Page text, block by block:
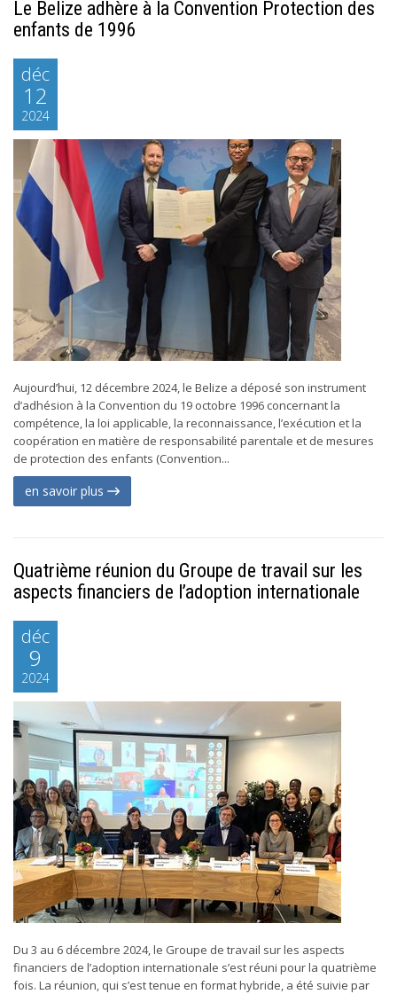
Le Belize adhère à la Convention Protection des
enfants de 1996
déc
12
2024
Aujourd’hui, 12 décembre 2024, le Belize a déposé son instrument
d’adhésion à la Convention du 19 octobre 1996 concernant la
compétence, la loi applicable, la reconnaissance, l’exécution et la
coopération en matière de responsabilité parentale et de mesures
de protection des enfants (Convention...
en savoir plus
Quatrième réunion du Groupe de travail sur les
aspects financiers de l’adoption internationale
déc
9
2024
Du 3 au 6 décembre 2024, le Groupe de travail sur les aspects
financiers de l’adoption internationale s’est réuni pour la quatrième
fois. La réunion, qui s’est tenue en format hybride, a été suivie par